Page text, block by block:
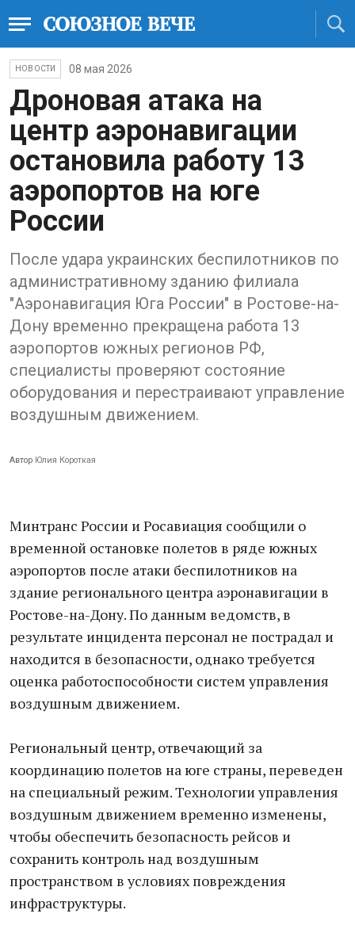
НОВОСТИ 08 мая 2026
Дроновая атака на
центр аэронавигации
остановила работу 13
аэропортов на юге
России
После удара украинских беспилотников по
административному зданию филиала
"Аэронавигация Юга России" в Ростове-на-
Дону временно прекращена работа 13
аэропортов южных регионов РФ,
специалисты проверяют состояние
оборудования и перестраивают управление
воздушным движением.
Автор Юлия Короткая
Минтранс России и Росавиация сообщили о
временной остановке полетов в ряде южных
аэропортов после атаки беспилотников на
здание регионального центра аэронавигации в
Ростове-на-Дону. По данным ведомств, в
результате инцидента персонал не пострадал и
находится в безопасности, однако требуется
оценка работоспособности систем управления
воздушным движением.
Региональный центр, отвечающий за
координацию полетов на юге страны, переведен
на специальный режим. Технологии управления
воздушным движением временно изменены,
чтобы обеспечить безопасность рейсов и
сохранить контроль над воздушным
пространством в условиях повреждения
инфраструктуры.